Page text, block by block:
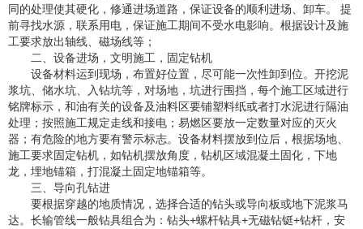
同的处理使其硬化，修通进场道路，保证设备的顺利进场、卸车。 提
前寻找水源，联系用电，保证施工期间不受水电影响。根据设计及施
工要求放出轴线、磁场线等；
二、设备进场，文明施工，固定钻机
设备材料运到现场，布置好位置，尽可能一次性卸到位。开挖泥
浆坑、储水坑、入钻坑等，对场地，坑进行围挡，每个施工区域进行
铭牌标示，和油有关的设备及油料区要铺塑料纸或者打水泥进行隔油
处理；按照施工规定走线和接电；易燃区要放一定数量对应的灭火
器；有危险的地方要有警示标志。设备材料摆放到位后，根据场地、
施工要求固定钻机，如钻机摆放角度，钻机区域混凝土固化，下地
龙，埋地锚箱，打混凝土固定地锚箱等。
三、导向孔钻进
要根据穿越的地质情况，选择合适的钻头或导向板或地下泥浆马
达。长输管线一般钻具组合为：钻头+螺杆钻具+无磁钻铤+钻杆，安